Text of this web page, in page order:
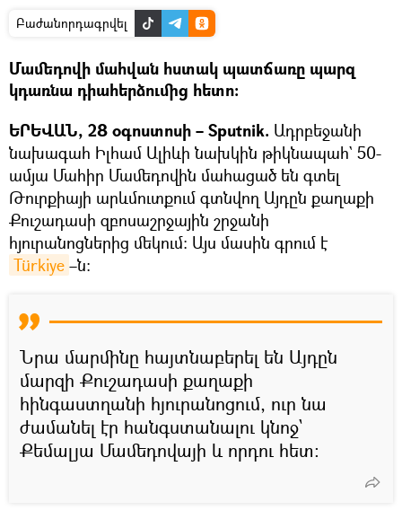
Բաժանորդագրվել
Մամեդովի մահվան հստակ պատճառը պարզ
կդառնա դիահերձումից հետո։
ԵՐԵՎԱՆ, 28 օգոստոսի – Sputnik. Ադրբեջանի
նախագահ Իլհամ Ալիևի նախկին թիկնապահ` 50-
ամյա Մահիր Մամեդովին մահացած են գտել
Թուրքիայի արևմուտքում գտնվող Այդըն քաղաքի
Քուշադասի զբոսաշրջային շրջանի
հյուրանոցներից մեկում։ Այս մասին գրում է
Türkiye –ն։
Նրա մարմինը հայտնաբերել են Այդըն
մարզի Քուշադասի քաղաքի
հինգաստղանի հյուրանոցում, ուր նա
ժամանել էր հանգստանալու կնոջ`
Քեմալյա Մամեդովայի և որդու հետ։